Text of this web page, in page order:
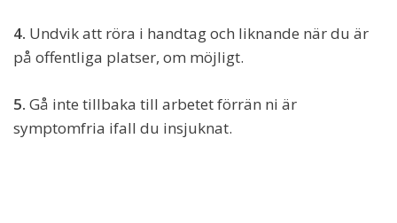
4. Undvik att röra i handtag och liknande när du är
på offentliga platser, om möjligt.
5. Gå inte tillbaka till arbetet förrän ni är
symptomfria ifall du insjuknat.